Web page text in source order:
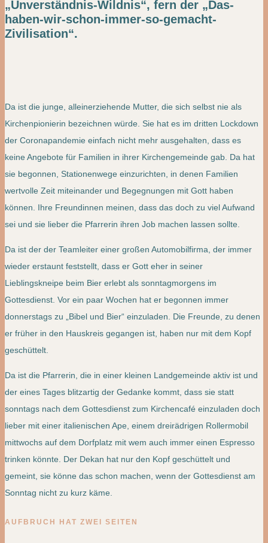
„Unverständnis-Wildnis“, fern der „Das-
haben-wir-schon-immer-so-gemacht-
Zivilisation“.
Da ist die junge, alleinerziehende Mutter, die sich selbst nie als
Kirchenpionierin bezeichnen würde. Sie hat es im dritten Lockdown
der Coronapandemie einfach nicht mehr ausgehalten, dass es
keine Angebote für Familien in ihrer Kirchengemeinde gab. Da hat
sie begonnen, Stationenwege einzurichten, in denen Familien
wertvolle Zeit miteinander und Begegnungen mit Gott haben
können. Ihre Freundinnen meinen, dass das doch zu viel Aufwand
sei und sie lieber die Pfarrerin ihren Job machen lassen sollte.
Da ist der der Teamleiter einer großen Automobilfirma, der immer
wieder erstaunt feststellt, dass er Gott eher in seiner
Lieblingskneipe beim Bier erlebt als sonntagmorgens im
Gottesdienst. Vor ein paar Wochen hat er begonnen immer
donnerstags zu „Bibel und Bier“ einzuladen. Die Freunde, zu denen
er früher in den Hauskreis gegangen ist, haben nur mit dem Kopf
geschüttelt.
Da ist die Pfarrerin, die in einer kleinen Landgemeinde aktiv ist und
der eines Tages blitzartig der Gedanke kommt, dass sie statt
sonntags nach dem Gottesdienst zum Kirchencafé einzuladen doch
lieber mit einer italienischen Ape, einem dreirädrigen Rollermobil
mittwochs auf dem Dorfplatz mit wem auch immer einen Espresso
trinken könnte. Der Dekan hat nur den Kopf geschüttelt und
gemeint, sie könne das schon machen, wenn der Gottesdienst am
Sonntag nicht zu kurz käme.
AUFBRUCH HAT ZWEI SEITEN